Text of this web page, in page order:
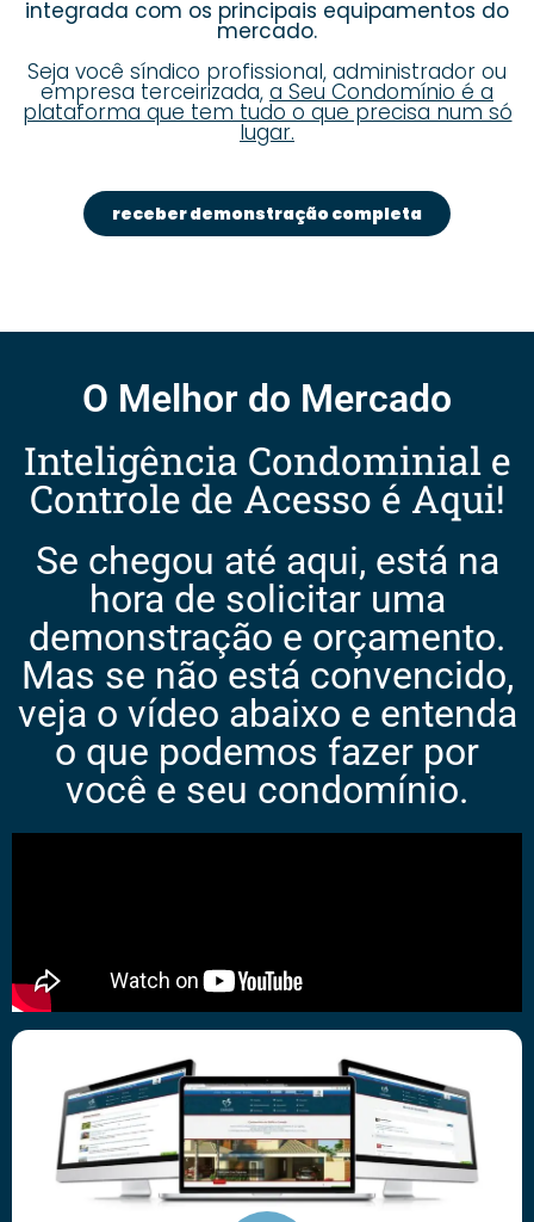
integrada com os principais equipamentos do
mercado.
Seja você síndico profissional, administrador ou
empresa terceirizada, a Seu Condomínio é a
plataforma que tem tudo o que precisa num só
lugar.
receber demonstração completa
O Melhor do Mercado
Inteligência Condominial e
Controle de Acesso é Aqui!
Se chegou até aqui, está na
hora de solicitar uma
demonstração e orçamento.
Mas se não está convencido,
veja o vídeo abaixo e entenda
o que podemos fazer por
você e seu condomínio.